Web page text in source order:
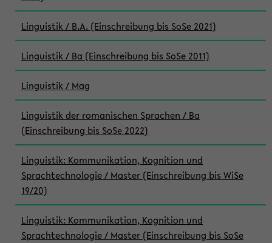
Linguistik / B.A. (Einschreibung bis SoSe 2021)
Linguistik / Ba (Einschreibung bis SoSe 2011)
Linguistik / Mag
Linguistik der romanischen Sprachen / Ba
(Einschreibung bis SoSe 2022)
Linguistik: Kommunikation, Kognition und
Sprachtechnologie / Master (Einschreibung bis WiSe
19/20)
Linguistik: Kommunikation, Kognition und
Sprachtechnologie / Master (Einschreibung bis SoSe